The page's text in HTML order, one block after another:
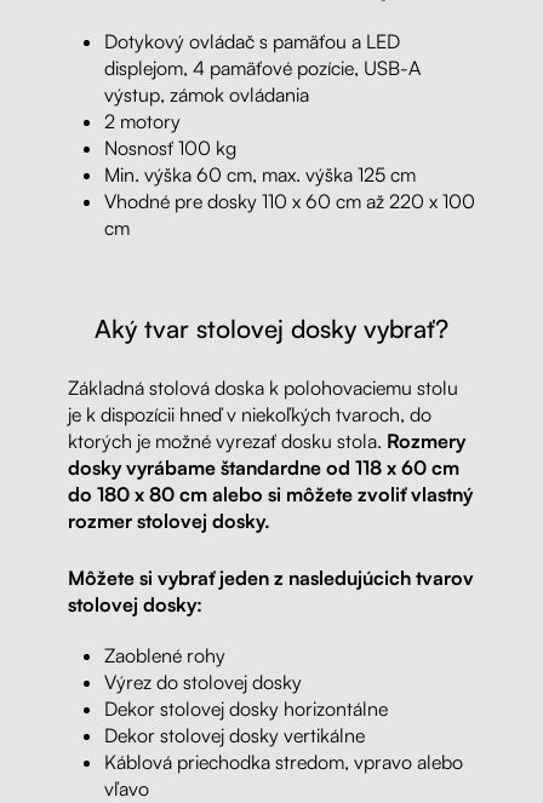
Dotykový ovládač s pamäťou a LED
displejom, 4 pamäťové pozície, USB-A
výstup, zámok ovládania
2 motory
Nosnosť 100 kg
Min. výška 60 cm, max. výška 125 cm
Vhodné pre dosky 110 x 60 cm až 220 x 100
cm
Aký tvar stolovej dosky vybrať?
Základná stolová doska k polohovaciemu stolu
je k dispozícii hneď v niekoľkých tvaroch, do
ktorých je možné vyrezať dosku stola. Rozmery
dosky vyrábame štandardne od 118 x 60 cm
do 180 x 80 cm alebo si môžete zvoliť vlastný
rozmer stolovej dosky.
Môžete si vybrať jeden z nasledujúcich tvarov
stolovej dosky:
Zaoblené rohy
Výrez do stolovej dosky
Dekor stolovej dosky horizontálne
Dekor stolovej dosky vertikálne
Káblová priechodka stredom, vpravo alebo
vľavo